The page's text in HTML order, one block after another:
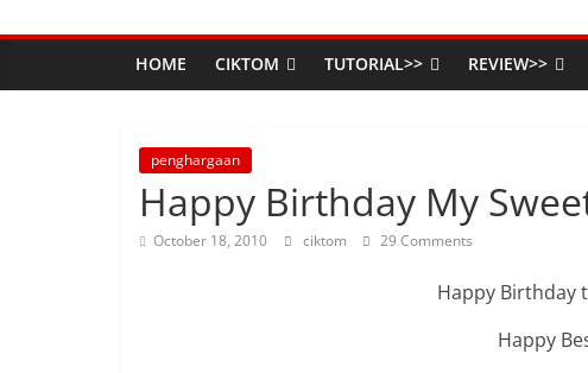
HOME CIKTOM TUTORIAL>> REVIEW>>
penghargaan
Happy Birthday My
October 18, 2010 ciktom 29 Comments
Happy Birthday
Happy